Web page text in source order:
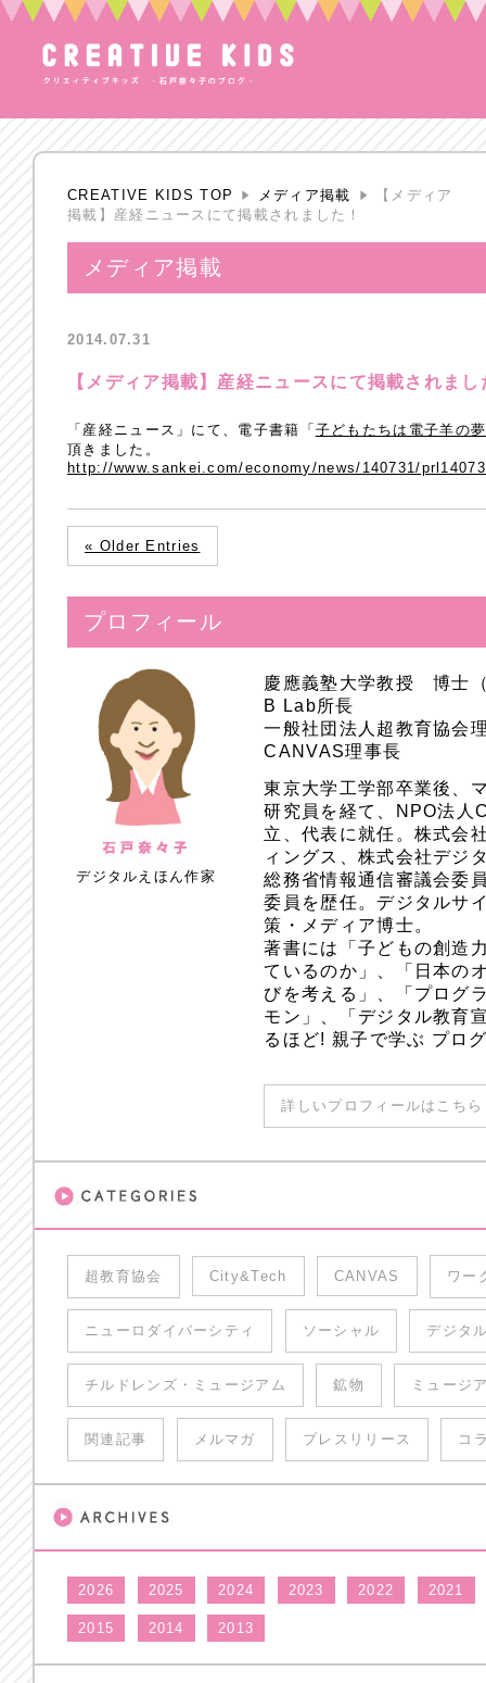
CREATIVE KIDS TOP メディア掲載
【メディア
掲載】産経ニュースにて掲載されました！
メディア掲載
2014.07.31
【メディア掲載】産経ニュースにて掲載されまし
「産経ニュース」にて、電子書籍「 子どもたちは電子羊の
頂きました。
http://www.sankei.com/economy/news/140731/
« Older Entries
プロフィール
デジタルえほん作家
慶應義塾大学教授 博士
B Lab所長
一般社団法人超教育協会
CANVAS理事長
東京大学工学部卒業後、
研究員を経て、NPO法人
立、代表に就任。株式会
ィングス、株式会社デジ
総務省情報通信審議会委
委員を歴任。デジタルサ
策・メディア博士。
著書には「子どもの創造
ているのか」、「日本の
びを考える」、「プログ
モン」、「デジタル教育
るほど! 親子で学ぶ プロ
詳しいプロフィールはこち
超教育協会 City&Tech CANVAS ワー
ニューロダイバーシティ ソーシャル デジタ
チルドレンズ・ミュージアム 鉱物 ミュージ
関連記事 メルマガ プレスリリース コ
2026 2025 2024 2023 2022 2021
2015 2014 2013